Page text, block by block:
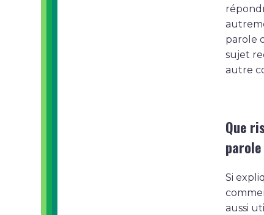
parole
sujet
autre
Que
Si
aussi